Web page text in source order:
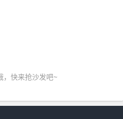
，快来抢沙发吧~